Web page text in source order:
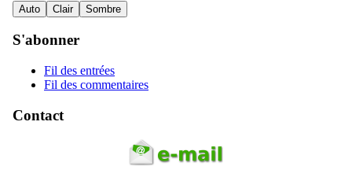
Auto Clair Sombre
S'abonner
Fil des entrées
Fil des commentaires
Contact